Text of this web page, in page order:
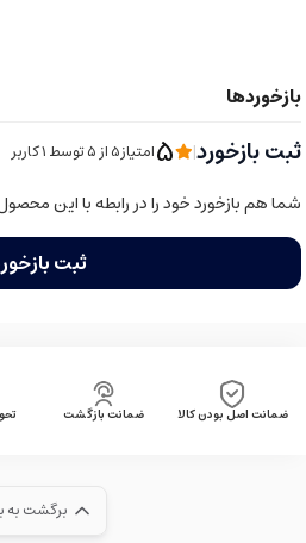
ثبت بازخورد|
5امتیاز5 از ۵ توسط 1 کاربر
شما هم بازخورد خود را در رابطه با این
ثبت
ضمانت اصل بودن کالا ضمانت بازگشت
برگشت به